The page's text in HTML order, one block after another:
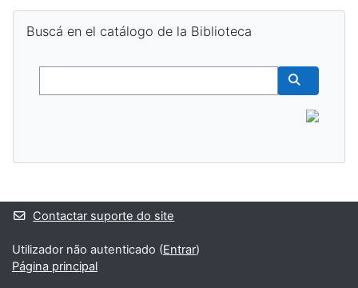
Buscá en el catálogo de la Biblioteca
Buscar
Blocos adicionais
Contactar suporte do site
Utilizador não autenticado (Entrar)
Página principal